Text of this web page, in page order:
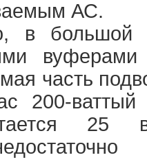
АС.
большой
часть
200-ваттый
25